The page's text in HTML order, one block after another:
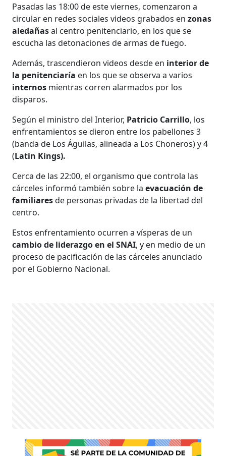
Pasadas las 18:00 de este viernes, comenzaron a
circular en redes sociales videos grabados enzonas
aledañasal centro penitenciario, en los que se
escucha las detonaciones de armas de fuego.
Además, trascendieron videos desde en interior de
la penitenciaría en los que se observa a varios
internos mientras corren alarmados por los
disparos.
Según el ministro del Interior, Patricio Carrillo, los
enfrentamientos se dieron entre los pabellones 3
(banda de Los Águilas, alineada a Los Choneros) y 4
(Latin Kings).
Cerca de las 22:00, el organismo que controla las
cárceles informó también sobre laevacuación de
familiaresde personas privadas de la libertad del
centro.
Estos enfrentamiento ocurren a vísperas de un
cambio de liderazgo en el SNAI, y en medio de un
proceso de pacificación de las cárceles anunciado
por el Gobierno Nacional.